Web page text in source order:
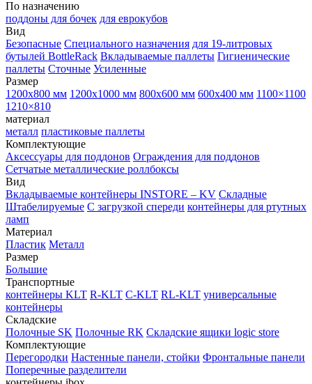
По назначению
поддоны для бочек для еврокубов
Вид
Безопасные Специального назначения для 19-литровых
бутылей BottleRack Вкладываемые паллеты Гигиенические
паллеты Сточные Усиленные
Размер
1200х800 мм 1200х1000 мм 800х600 мм 600х400 мм 1100×1100
1210×810
материал
металл пластиковые паллеты
Комплектующие
Аксессуары для поддонов Ограждения для поддонов
Сетчатые металлические роллбоксы
Вид
Вкладываемые контейнеры INSTORE – KV Складные
Штабелируемые С загрузкой спереди контейнеры для ртутных
ламп
Материал
Пластик Металл
Размер
Большие
Транспортные
контейнеры KLT R-KLT C-KLT RL-KLT универсальные
контейнеры
Складские
Полочные SK Полочные RK Складские ящики logic store
Комплектующие
Перегородки Настенные панели, стойки Фронтальные панели
Поперечные разделители